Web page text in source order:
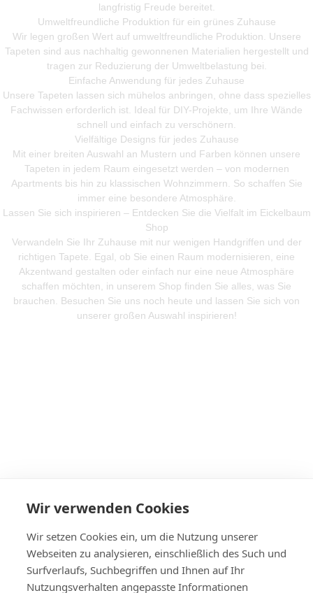
Wir verwenden Cookies
Wir setzen Cookies ein, um die Nutzung unserer
Webseiten zu analysieren, einschließlich des Such und
Surfverlaufs, Suchbegriffen und Ihnen auf Ihr
Nutzungsverhalten angepasste Informationen
langfristig Freude bereitet.
Umweltfreundliche Produktion für ein grünes Zuhause
Wir legen großen Wert auf umweltfreundliche Produktion. Unsere
Tapeten sind aus nachhaltig gewonnenen Materialien hergestellt und
tragen zur Reduzierung der Umweltbelastung bei.
Einfache Anwendung für jedes Zuhause
Unsere Tapeten lassen sich mühelos anbringen, ohne dass spezielles
Fachwissen erforderlich ist. Ideal für DIY-Projekte, um Ihre Wände
schnell und einfach zu verschönern.
Vielfältige Designs für jedes Zuhause
Mit einer breiten Auswahl an Mustern und Farben können unsere
Tapeten in jedem Raum eingesetzt werden – von modernen
Apartments bis hin zu klassischen Wohnzimmern. So schaffen Sie
immer eine besondere Atmosphäre.
Lassen Sie sich inspirieren – Entdecken Sie die Vielfalt im Eickelbaum
Shop
Verwandeln Sie Ihr Zuhause mit nur wenigen Handgriffen und der
richtigen Tapete. Egal, ob Sie einen Raum modernisieren, eine
Akzentwand gestalten oder einfach nur eine neue Atmosphäre
schaffen möchten, in unserem Shop finden Sie alles, was Sie
brauchen. Besuchen Sie uns noch heute und lassen Sie sich von
unserer großen Auswahl inspirieren!